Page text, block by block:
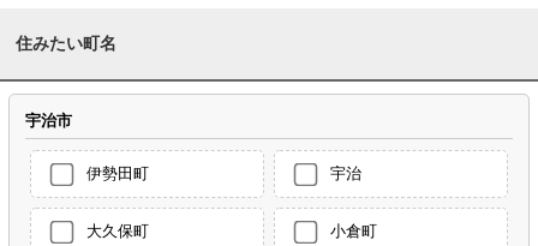
住みたい町名
宇治市
伊勢田町 宇治
大久保町 小倉町